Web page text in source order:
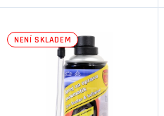
NENÍ SKLADEM